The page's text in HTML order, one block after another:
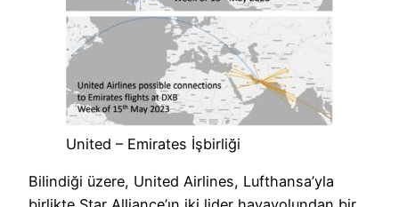
United – Emirates İşbirliği
Bilindiği üzere, United Airlines, Lufthansa’yla